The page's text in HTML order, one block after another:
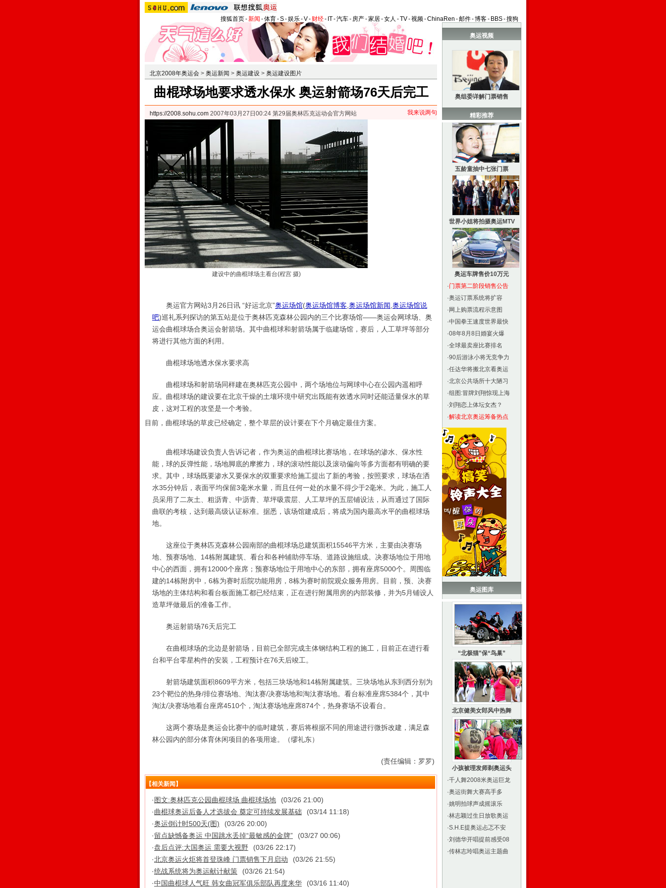
搜狐首页-新闻 -体育-S-娱乐-V- 财经- IT-汽车- 房产-家居-女人 -TV-视频-ChinaRen -邮件-博客- BBS-搜狗
北京2008年奥运会 > 奥运新闻 > 奥运建设 > 奥运建设图片
曲棍球场地要求透水保水 奥运射箭场76天后完工
https://2008.sohu.com 2007年03月27日00:24 第29届奥林匹克运动会官方网站 我来说两句
建设中的曲棍球场主看台(程宫 摄)
奥运官方网站3月26日讯 “好运北京”奥运场馆(奥运场馆博客 奥运场馆新闻 奥运场馆说
吧)巡礼系列探访的第五站是位于奥林匹克森林公园内的三个比赛场馆——奥运会网球场、奥
运会曲棍球场合奥运会射箭场。其中曲棍球和射箭场属于临建场馆，赛后，人工草坪等部分
将进行其他方面的利用。
曲棍球场地透水保水要求高
曲棍球场和射箭场同样建在奥林匹克公园中，两个场地位与网球中心在公园内遥相呼
应。曲棍球场的建设要在北京干燥的土壤环境中研究出既能有效透水同时还能适量保水的草
皮，这对工程的攻坚是一个考验。
目前，曲棍球场的草皮已经确定，整个草层的设计要在下个月确定最佳方案。
曲棍球场建设负责人告诉记者，作为奥运的曲棍球比赛场地，在球场的渗水、保水性
能，球的反弹性能，场地脚底的摩擦力，球的滚动性能以及滚动偏向等多方面都有明确的要
求。其中，球场既要渗水又要保水的双重要求给施工提出了新的考验，按照要求，球场在洒
水35分钟后，表面平均保留3毫米水量，而且任何一处的水量不得少于2毫米。为此，施工人
员采用了二灰土、粗沥青、中沥青、草坪吸震层、人工草坪的五层铺设法，从而通过了国际
曲联的考核，达到最高级认证标准。据悉，该场馆建成后，将成为国内最高水平的曲棍球场
地。
这座位于奥林匹克森林公园南部的曲棍球场总建筑面积15546平方米，主要由决赛场
地、预赛场地、14栋附属建筑、看台和各种辅助停车场、道路设施组成。决赛场地位于用地
中心的西面，拥有12000个座席；预赛场地位于用地中心的东部，拥有座席5000个。周围临
建的14栋附房中，6栋为赛时后院功能用房，8栋为赛时前院观众服务用房。目前，预、决赛
场地的主体结构和看台板面施工都已经结束，正在进行附属用房的内部装修，并为5月铺设人
造草坪做最后的准备工作。
奥运射箭场76天后完工
在曲棍球场的北边是射箭场，目前已全部完成主体钢结构工程的施工，目前正在进行看
台和平台零星构件的安装，工程预计在76天后竣工。
射箭场建筑面积8609平方米，包括三块场地和14栋附属建筑。三块场地从东到西分别为
23个靶位的热身/排位赛场地、淘汰赛/决赛场地和淘汰赛场地。看台标准座席5384个，其中
淘汰/决赛场地看台座席4510个，淘汰赛场地座席874个，热身赛场不设看台。
这两个赛场是奥运会比赛中的临时建筑，赛后将根据不同的用途进行微拆改建，满足森
林公园内的部分体育休闲项目的各项用途。（缪礼东）
(责任编辑：罗罗)
【相关新闻】
· 图文:奥林匹克公园曲棍球场 曲棍球场地
(03/26 21:00)
·曲棍球奥运后备人才选拔会 奠定可持续发展基础
(03/14 11:18)
·奥运倒计时500天(图)
(03/26 20:00)
·留点缺憾备奥运 中国跳水丢掉“最敏感的金牌”
(03/27 00:06)
·盘后点评:大国奥运 需要大视野
(03/26 22:17)
·北京奥运火炬将首登珠峰 门票销售下月启动
(03/26 21:55)
·统战系统将为奥运献计献策
(03/26 21:54)
·中国曲棍球人气旺 韩女曲冠军俱乐部队再度来华 (03/16 11:40)
奥运视频
奥组委详解门票销售
精彩推荐
五龄童抽中七张门票
世界小姐将拍摄奥运MTV
奥运车牌售价10万元
·门票第二阶段销售公告
·奥运订票系统将扩容
· 网上购票流程示意图
·中国拳王速度世界最快
·08年8月8日婚宴火爆
·全球最卖座比赛排名
·90后游泳小将无竞争力
·任达华将搬北京看奥运
·北京公共场所十大陋习
·组图:冒牌刘翔惊现上海
·刘翔恋上体坛女杰？
·解读北京奥运筹备热点
奥运图库
“北极猫”保“鸟巢”
北京健美女郎风中热舞
小孩被理发师剃奥运头
·千人舞2008米奥运巨龙
·奥运街舞大赛高手多
·姚明拍球声成摇滚乐
·林志颖过生日放歌奥运
·S.H.E提奥运忐忑不安
·刘德华开唱提前感受08
·传林志玲唱奥运主题曲